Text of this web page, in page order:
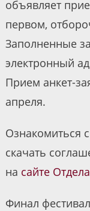
объявляет
первом,
Заполненные
электронный
Прием анкет-
апреля.
Ознакомиться
скачать
на сайте Отдела
Финал